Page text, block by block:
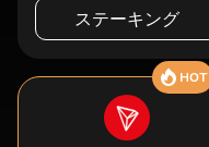
ステーキング
HOT